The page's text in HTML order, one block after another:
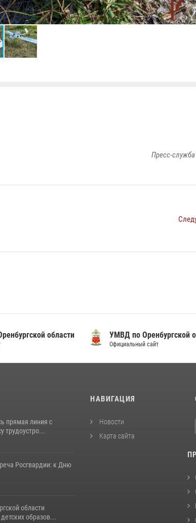
Пресс-служба
области УМВД по Оренбургской
Официальный сайт
прямая линия с
трудоустро...
Росгвардии: к Дню
области
образов...
НАВИГАЦИЯ
Новости
Карта сайта